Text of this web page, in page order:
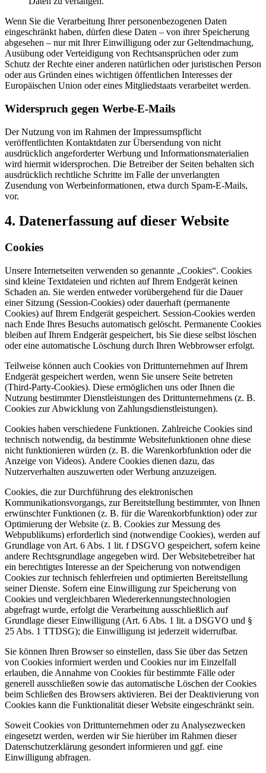
Wenn Sie die Verarbeitung Ihrer personenbezogenen Daten
eingeschränkt haben, dürfen diese Daten – von ihrer Speicherung
abgesehen – nur mit Ihrer Einwilligung oder zur Geltendmachung,
Ausübung oder Verteidigung von Rechtsansprüchen oder zum
Schutz der Rechte einer anderen natürlichen oder juristischen Person
oder aus Gründen eines wichtigen öffentlichen Interesses der
Europäischen Union oder eines Mitgliedstaats verarbeitet werden.
Widerspruch gegen Werbe-E-Mails
Der Nutzung von im Rahmen der Impressumspflicht
veröffentlichten Kontaktdaten zur Übersendung von nicht
ausdrücklich angeforderter Werbung und Informationsmaterialien
wird hiermit widersprochen. Die Betreiber der Seiten behalten sich
ausdrücklich rechtliche Schritte im Falle der unverlangten
Zusendung von Werbeinformationen, etwa durch Spam-E-Mails,
vor.
4. Datenerfassung auf dieser Website
Cookies
Unsere Internetseiten verwenden so genannte „Cookies“. Cookies
sind kleine Textdateien und richten auf Ihrem Endgerät keinen
Schaden an. Sie werden entweder vorübergehend für die Dauer
einer Sitzung (Session-Cookies) oder dauerhaft (permanente
Cookies) auf Ihrem Endgerät gespeichert. Session-Cookies werden
nach Ende Ihres Besuchs automatisch gelöscht. Permanente Cookies
bleiben auf Ihrem Endgerät gespeichert, bis Sie diese selbst löschen
oder eine automatische Löschung durch Ihren Webbrowser erfolgt.
Teilweise können auch Cookies von Drittunternehmen auf Ihrem
Endgerät gespeichert werden, wenn Sie unsere Seite betreten
(Third-Party-Cookies). Diese ermöglichen uns oder Ihnen die
Nutzung bestimmter Dienstleistungen des Drittunternehmens (z. B.
Cookies zur Abwicklung von Zahlungsdienstleistungen).
Cookies haben verschiedene Funktionen. Zahlreiche Cookies sind
technisch notwendig, da bestimmte Websitefunktionen ohne diese
nicht funktionieren würden (z. B. die Warenkorbfunktion oder die
Anzeige von Videos). Andere Cookies dienen dazu, das
Nutzerverhalten auszuwerten oder Werbung anzuzeigen.
Cookies, die zur Durchführung des elektronischen
Kommunikationsvorgangs, zur Bereitstellung bestimmter, von Ihnen
erwünschter Funktionen (z. B. für die Warenkorbfunktion) oder zur
Optimierung der Website (z. B. Cookies zur Messung des
Webpublikums) erforderlich sind (notwendige Cookies), werden auf
Grundlage von Art. 6 Abs. 1 lit. f DSGVO gespeichert, sofern keine
andere Rechtsgrundlage angegeben wird. Der Websitebetreiber hat
ein berechtigtes Interesse an der Speicherung von notwendigen
Cookies zur technisch fehlerfreien und optimierten Bereitstellung
seiner Dienste. Sofern eine Einwilligung zur Speicherung von
Cookies und vergleichbaren Wiedererkennungstechnologien
abgefragt wurde, erfolgt die Verarbeitung ausschließlich auf
Grundlage dieser Einwilligung (Art. 6 Abs. 1 lit. a DSGVO und §
25 Abs. 1 TTDSG); die Einwilligung ist jederzeit widerrufbar.
Sie können Ihren Browser so einstellen, dass Sie über das Setzen
von Cookies informiert werden und Cookies nur im Einzelfall
erlauben, die Annahme von Cookies für bestimmte Fälle oder
generell ausschließen sowie das automatische Löschen der Cookies
beim Schließen des Browsers aktivieren. Bei der Deaktivierung von
Cookies kann die Funktionalität dieser Website eingeschränkt sein.
Soweit Cookies von Drittunternehmen oder zu Analysezwecken
eingesetzt werden, werden wir Sie hierüber im Rahmen dieser
Datenschutzerklärung gesondert informieren und ggf. eine
Einwilligung abfragen.